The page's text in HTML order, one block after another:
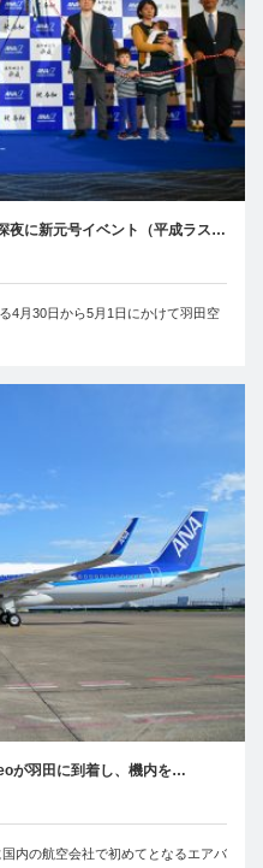
夜に新元号イベント（平成ラス…
4月30日から5月1日にかけて羽田空
が羽田に到着し、機内を…
内の航空会社で初めてとなるエアバ